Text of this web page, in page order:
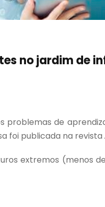
no jardim de
problemas de
foi publicada na revista
extremos (menos